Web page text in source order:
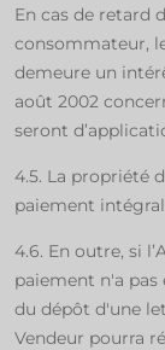
En cas de retard
consommateur,
demeure un
août 2002
seront
4.5. La propriété
paiement
4.6. En outre, si
paiement n'a pas
du dépôt d'une
Vendeur pourra